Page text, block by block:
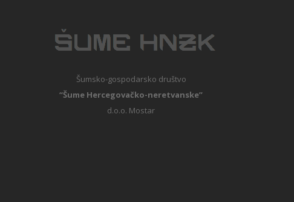
Šumsko-gospodarsko društvo
“Šume Hercegovačko-neretvanske”
d.o.o. Mostar